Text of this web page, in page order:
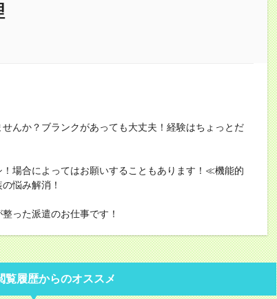
んか？ブランクがあっても大丈夫！経験はちょっとだ
場合によってはお願いすることもあります！≪機能的
悩み解消！
った派遣のお仕事です！
覧履歴からのオススメ